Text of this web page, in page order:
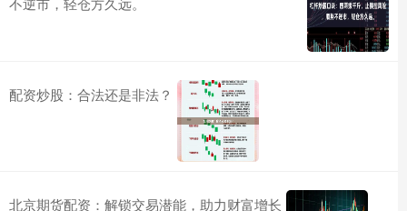
配资炒股：合法还是非法？
北京期货配资：解锁交易潜能，助力财富增长